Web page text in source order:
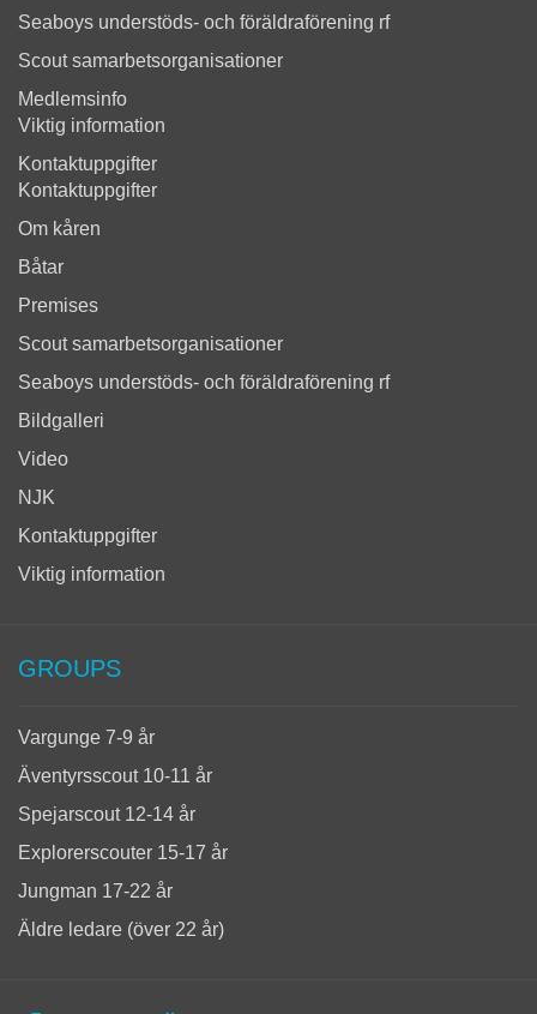
Seaboys understöds- och föräldraförening rf
Scout samarbetsorganisationer
Medlemsinfo
Viktig information
Kontaktuppgifter
Kontaktuppgifter
Om kåren
Båtar
Premises
Scout samarbetsorganisationer
Seaboys understöds- och föräldraförening rf
Bildgalleri
Video
NJK
Kontaktuppgifter
Viktig information
GROUPS
Vargunge 7-9 år
Äventyrsscout 10-11 år
Spejarscout 12-14 år
Explorerscouter 15-17 år
Jungman 17-22 år
Äldre ledare (över 22 år)